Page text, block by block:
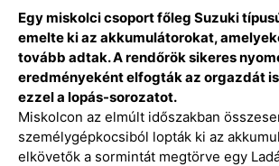
Egy miskolci csoport főleg Suzuki
emelte ki az akkumulátorokat,
tovább adtak. A rendőrök sikeres
eredményeként elfogták az orgazdát
ezzel a lopás-sorozatot.
Miskolcon az elmúlt időszakban
személygépkocsiból lopták ki az
elkövetők a sormintát megtörve egy